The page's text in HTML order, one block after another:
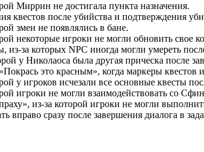
Миррин не достигала пункта назначения.
квестов после убийства и подтверждения
змеи не появлялись в бане.
некоторые игроки не могли обновить свое
за которых NPC иногда могли умереть
у Николаоса была другая прическа после
это красным», когда маркеры квестов
у игроков исчезали все основные квесты
игроки не могли взаимодействовать со
из-за которой игроки не могли
вправо сразу после завершения диалога в